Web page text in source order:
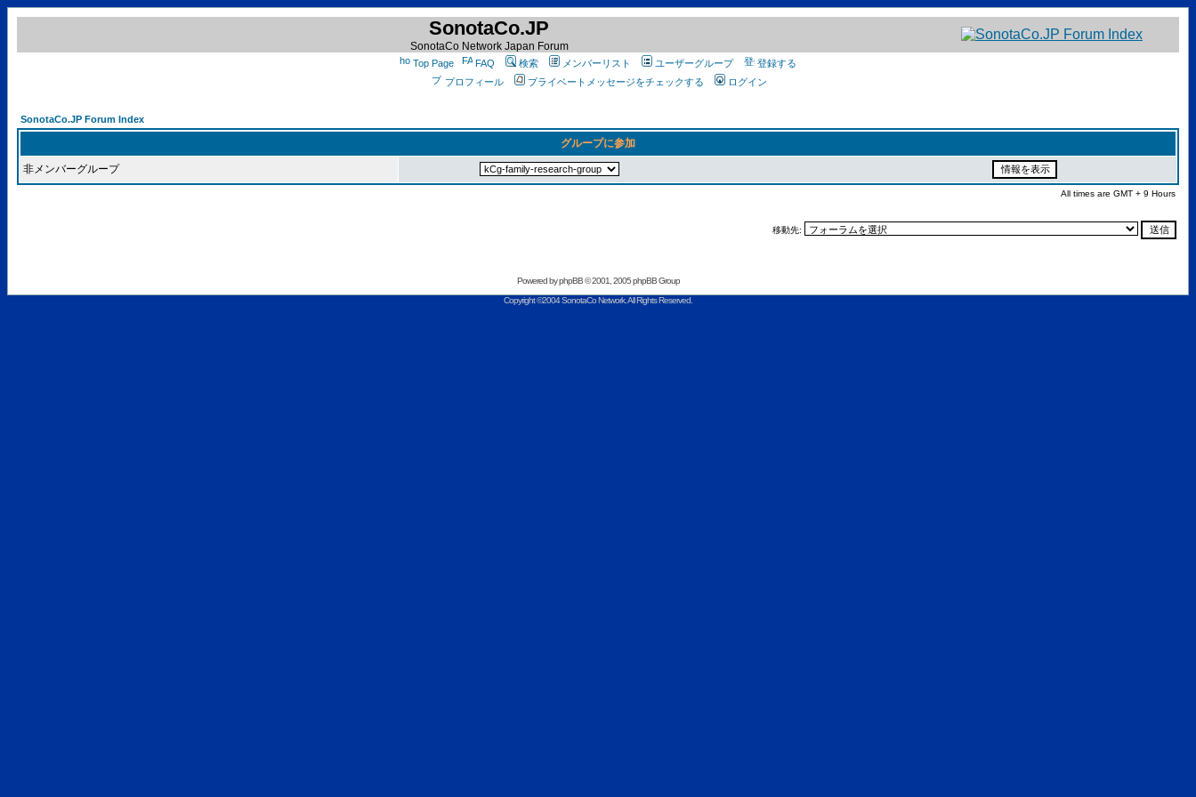
SonotaCo.JP
SonotaCo Network Japan Forum
Top Page FAQ 検索 メンバーリスト ユーザーグループ
登録する
プロフィール
プライベートメッセージをチェックする ログイン
SonotaCo.JP Forum Index
グループに参加
非メンバーグループ
All times are GMT + 9 Hours
移動先:
Powered byphpBB© 2001, 2005 phpBB Group
Copyright ©2004 SonotaCo Network. All Rights Reserved.